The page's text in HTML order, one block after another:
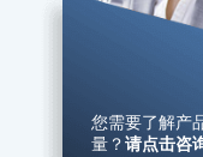
您需要了解产
量？请点击咨